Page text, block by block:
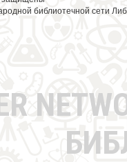
библиотечной сети